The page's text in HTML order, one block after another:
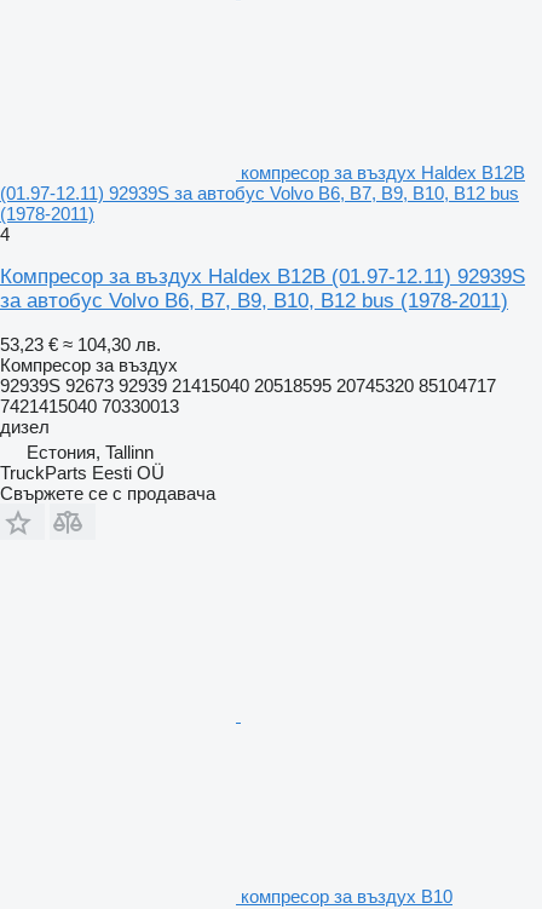
компресор за въздух Haldex B12B
(01.97-12.11) 92939S за автобус Volvo B6, B7, B9, B10, B12 bus
(1978-2011)
4
Компресор за въздух Haldex B12B (01.97-12.11) 92939S
за автобус Volvo B6, B7, B9, B10, B12 bus (1978-2011)
53,23 € ≈ 104,30 лв.
Компресор за въздух
92939S 92673 92939 21415040 20518595 20745320 85104717
7421415040 70330013
дизел
Естония, Tallinn
TruckParts Eesti OÜ
Свържете се с продавача
компресор за въздух B10